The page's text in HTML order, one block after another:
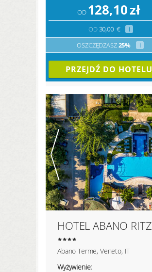
OD 128,10zł
OD30,00 €
i
OSZCZĘDZASZ25% i
PRZEJDŹ DO HOTELU
HOTEL ABANO RITZ
Abano Terme, Veneto, IT
Wyżywienie: